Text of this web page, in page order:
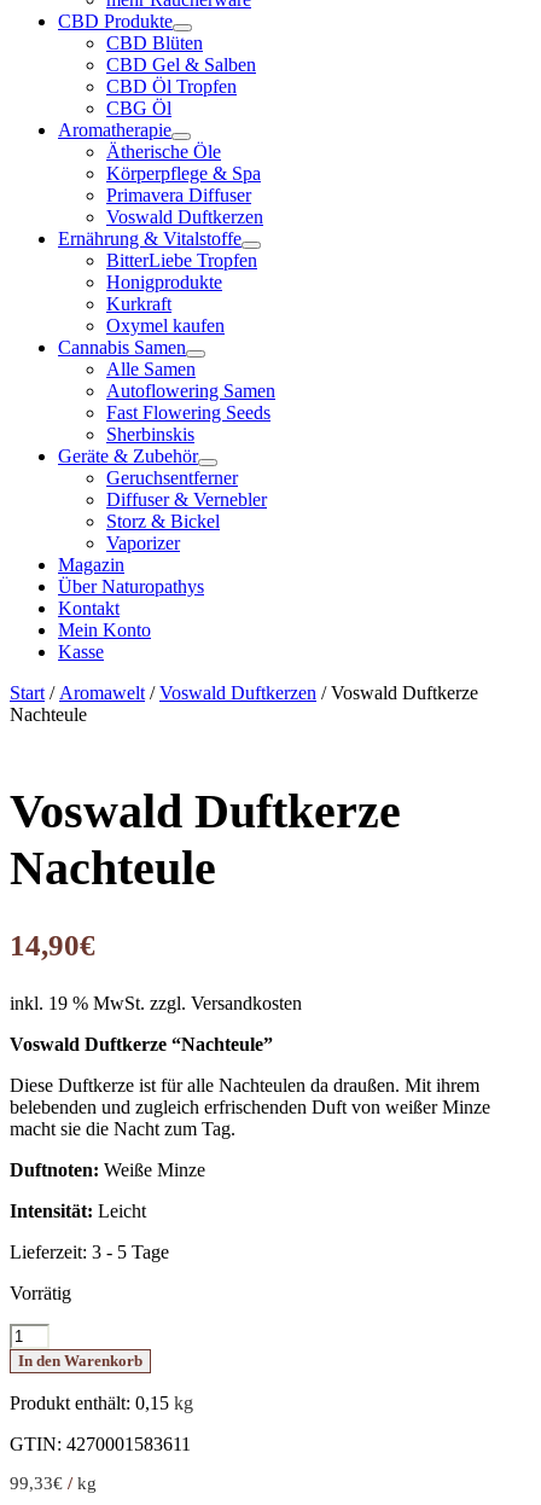
CBD Produkte
CBD Blüten
CBD Gel & Salben
CBD Öl Tropfen
CBG Öl
Aromatherapie
Ätherische Öle
Körperpflege & Spa
Primavera Diffuser
Voswald Duftkerzen
Ernährung & Vitalstoffe
BitterLiebe Tropfen
Honigprodukte
Kurkraft
Oxymel kaufen
Cannabis Samen
Alle Samen
Autoflowering Samen
Fast Flowering Seeds
Sherbinskis
Geräte & Zubehör
Geruchsentferner
Diffuser & Vernebler
Storz & Bickel
Vaporizer
Magazin
Über Naturopathys
Kontakt
Mein Konto
Kasse
Start / Aromawelt /Voswald Duftkerzen / Voswald Duftkerze
Nachteule
Voswald Duftkerze
Nachteule
14,90€
inkl. 19 % MwSt. zzgl. Versandkosten
Voswald Duftkerze “Nachteule”
Diese Duftkerze ist für alle Nachteulen da draußen. Mit ihrem
belebenden und zugleich erfrischenden Duft von weißer Minze
macht sie die Nacht zum Tag.
Duftnoten: Weiße Minze
Intensität: Leicht
Lieferzeit: 3 - 5 Tage
Vorrätig
Voswald
Duftkerze
Nachteule
Menge
In den Warenkorb
Produkt enthält: 0,15 kg
GTIN: 4270001583611
99,33€ /kg